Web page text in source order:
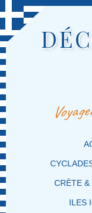
MENU PRINCIPAL
MASQUER LA
MASQUER LA
CRÈTE &
ILES